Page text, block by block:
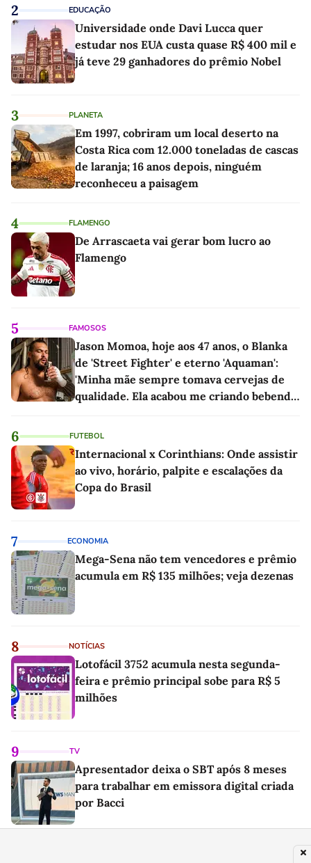
2 EDUCAÇÃO
Universidade onde Davi Lucca quer
estudar nos EUA custa quase R$ 400 mil e
já teve 29 ganhadores do prêmio Nobel
3 PLANETA
Em 1997, cobriram um local deserto na
Costa Rica com 12.000 toneladas de cascas
de laranja; 16 anos depois, ninguém
reconheceu a paisagem
4 FLAMENGO
De Arrascaeta vai gerar bom lucro ao
Flamengo
5 FAMOSOS
Jason Momoa, hoje aos 47 anos, o Blanka
de 'Street Fighter' e eterno 'Aquaman':
'Minha mãe sempre tomava cervejas de
qualidade. Ela acabou me criando bebendo
6 FUTEBOL
Internacional x Corinthians: Onde assistir
ao vivo, horário, palpite e escalações da
Copa do Brasil
7 ECONOMIA
Mega-Sena não tem vencedores e prêmio
acumula em R$ 135 milhões; veja dezenas
8 NOTÍCIAS
Lotofácil 3752 acumula nesta segunda-
feira e prêmio principal sobe para R$ 5
milhões
9 TV
Apresentador deixa o SBT após 8 meses
para trabalhar em emissora digital criada
por Bacci